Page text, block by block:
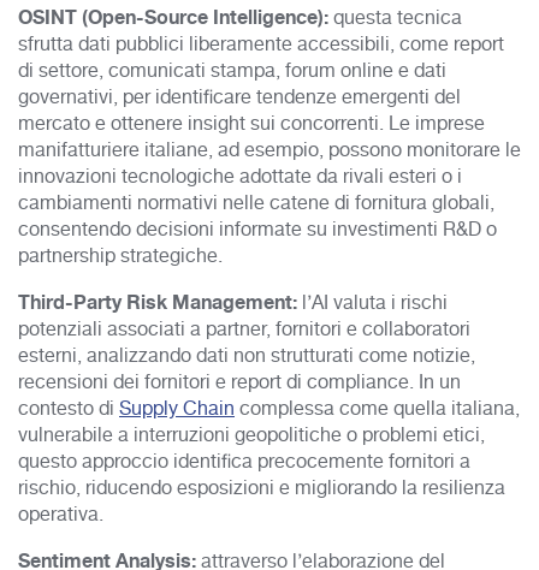
OSINT (Open-Source Intelligence):questa tecnica
sfrutta dati pubblici liberamente accessibili, come report
di settore, comunicati stampa, forum online e dati
governativi, per identificare tendenze emergenti del
mercato e ottenere insight sui concorrenti. Le imprese
manifatturiere italiane, ad esempio, possono monitorare le
innovazioni tecnologiche adottate da rivali esteri o i
cambiamenti normativi nelle catene di fornitura globali,
consentendo decisioni informate su investimenti R&D o
partnership strategiche.​
Third-Party Risk Management: l’AI valuta i rischi
potenziali associati a partner, fornitori e collaboratori
esterni, analizzando dati non strutturati come notizie,
recensioni dei fornitori e report di compliance. In un
contesto di Supply Chaincomplessa come quella italiana,
vulnerabile a interruzioni geopolitiche o problemi etici,
questo approccio identifica precocemente fornitori a
rischio, riducendo esposizioni e migliorando la resilienza
operativa.​
Sentiment Analysis:attraverso l’elaborazione del